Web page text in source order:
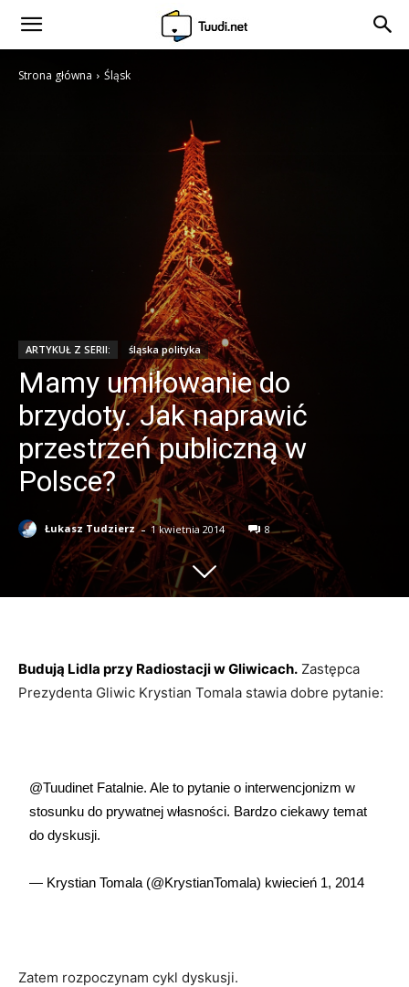
Strona główna Śląsk
ARTYKUŁ Z SERII: śląska polityka
Mamy umiłowanie do
brzydoty. Jak naprawić
przestrzeń publiczną w
Polsce?
Łukasz Tudzierz - 1 kwietnia 2014 8
Budują Lidla przy Radiostacji w Gliwicach. Zastępca
Prezydenta Gliwic Krystian Tomala stawia dobre pytanie:
@Tuudinet Fatalnie. Ale to pytanie o interwencjonizm w
stosunku do prywatnej własności. Bardzo ciekawy temat
do dyskusji.
— Krystian Tomala (@KrystianTomala) kwiecień 1, 2014
Zatem rozpoczynam cykl dyskusji.